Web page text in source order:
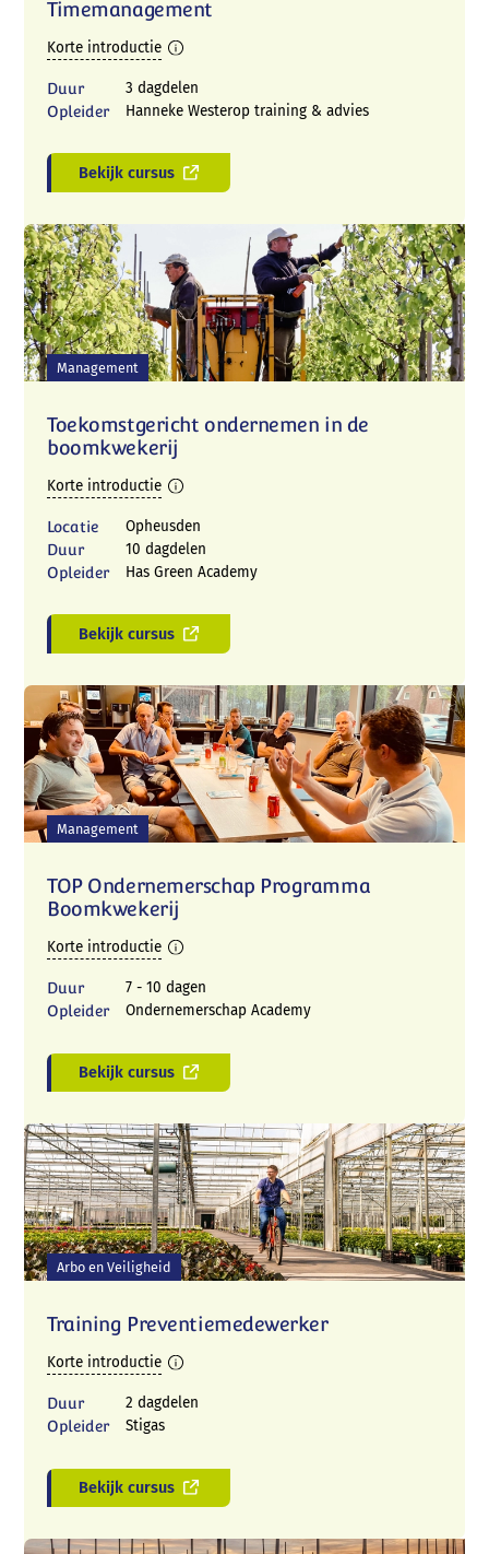
Timemanagement
Korte introductie
Duur
3 dagdelen
Opleider
Hanneke Westerop training & advies
Bekijk cursus
Management
Toekomstgericht ondernemen in de
boomkwekerij
Korte introductie
Locatie
Opheusden
Duur
10 dagdelen
Opleider
Has Green Academy
Bekijk cursus
Management
TOP Ondernemerschap Programma
Boomkwekerij
Korte introductie
Duur
7 - 10 dagen
Opleider
Ondernemerschap Academy
Bekijk cursus
Arbo en Veiligheid
Training Preventiemedewerker
Korte introductie
Duur
2 dagdelen
Opleider
Stigas
Bekijk cursus